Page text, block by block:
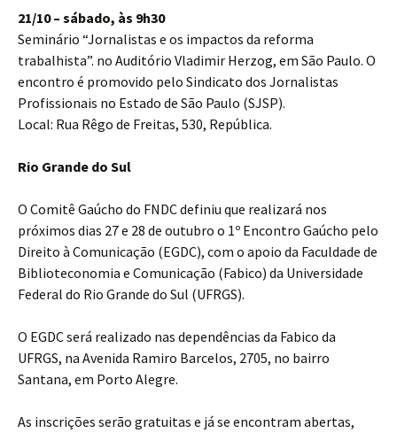
21/10 – sábado, às 9h30
Seminário “Jornalistas e os impactos da reforma
trabalhista”. no Auditório Vladimir Herzog, em São Paulo. O
encontro é promovido pelo Sindicato dos Jornalistas
Profissionais no Estado de São Paulo (SJSP).
Local: Rua Rêgo de Freitas, 530, República.
Rio Grande do Sul
O Comitê Gaúcho do FNDC definiu que realizará nos
próximos dias 27 e 28 de outubro o 1º Encontro Gaúcho pelo
Direito à Comunicação (EGDC), com o apoio da Faculdade de
Biblioteconomia e Comunicação (Fabico) da Universidade
Federal do Rio Grande do Sul (UFRGS).
O EGDC será realizado nas dependências da Fabico da
UFRGS, na Avenida Ramiro Barcelos, 2705, no bairro
Santana, em Porto Alegre.
As inscrições serão gratuitas e já se encontram abertas,